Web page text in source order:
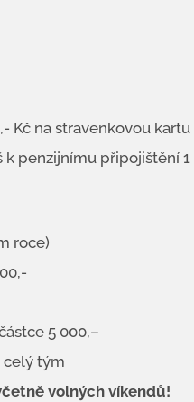
Kč na stravenkovou kartu
penzijnímu připojištění
roce)
5 000,–
celý tým
volných víkendů!